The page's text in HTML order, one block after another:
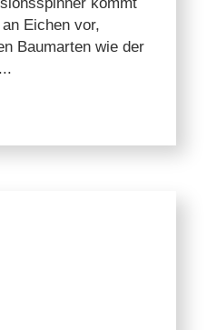
Eichen vor,
Baumarten wie der